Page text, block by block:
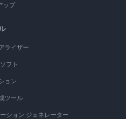
ップ
ライザー
フト
ョン
ツール
ション ジェネレーター